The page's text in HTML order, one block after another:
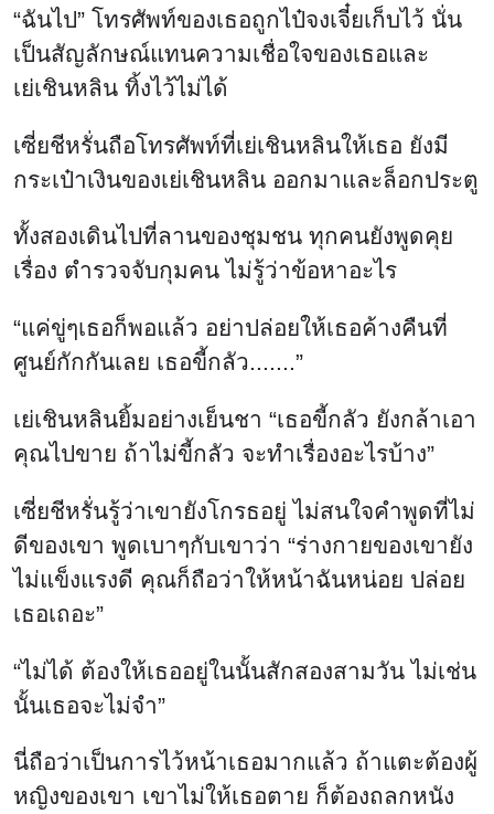
“ฉันไป” โทรศัพท์ของเธอถูกไป๋จงเจี๋ยเก็บไว้ นั่น
เป็นสัญลักษณ์แทนความเชื่อใจของเธอและ
เย่เชินหลิน ทิ้งไว้ไม่ได้
เซี่ยชีหรั่นถือโทรศัพท์ที่เย่เชินหลินให้เธอ ยังมี
กระเป๋าเงินของเย่เชินหลิน ออกมาและล็อกประตู
ทั้งสองเดินไปที่ลานของชุมชน ทุกคนยังพูดคุย
เรื่อง ตำรวจจับกุมคน ไม่รู้ว่าข้อหาอะไร
“แค่ขู่ๆเธอก็พอแล้ว อย่าปล่อยให้เธอค้างคืนที่
ศูนย์กักกันเลย เธอขี้กลัว.......”
เย่เชินหลินยิ้มอย่างเย็นชา “เธอขี้กลัว ยังกล้าเอา
คุณไปขาย ถ้าไม่ขี้กลัว จะทำเรื่องอะไรบ้าง”
เซี่ยชีหรั่นรู้ว่าเขายังโกรธอยู่ ไม่สนใจคำพูดที่ไม่
ดีของเขา พูดเบาๆกับเขาว่า “ร่างกายของเขายัง
ไม่แข็งแรงดี คุณก็ถือว่าให้หน้าฉันหน่อย ปล่อย
เธอเถอะ”
“ไม่ได้ ต้องให้เธออยู่ในนั้นสักสองสามวัน ไม่เช่น
นั้นเธอจะไม่จำ”
นี่ถือว่าเป็นการไว้หน้าเธอมากแล้ว ถ้าแตะต้องผู้
หญิงของเขา เขาไม่ให้เธอตาย ก็ต้องถลกหนัง